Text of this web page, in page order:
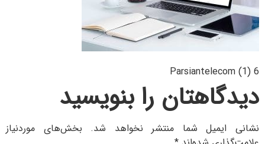
Parsiantelecom (1) 6
دیدگاهتان را بنویسید
نشانی ایمیل شما منتشر نخواهد شد.
بخش‌های موردنیاز